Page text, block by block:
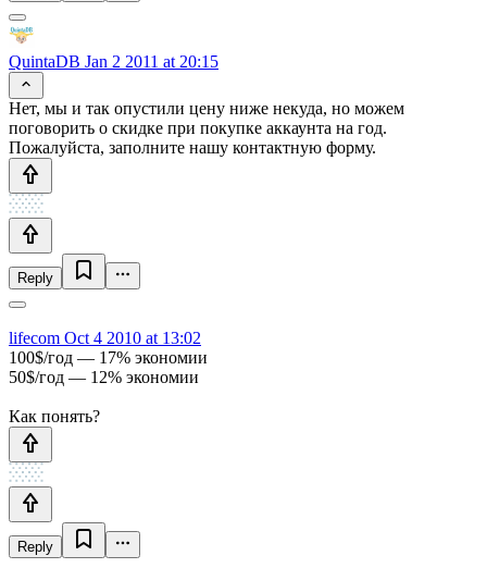
QuintaDB Jan 2 2011 at 20:15
Нет, мы и так опустили цену ниже некуда, но можем
поговорить о скидке при покупке аккаунта на год.
Пожалуйста, заполните нашу контактную форму.
Reply
lifecom Oct 4 2010 at 13:02
100$/год — 17% экономии
50$/год — 12% экономии
Как понять?
Reply